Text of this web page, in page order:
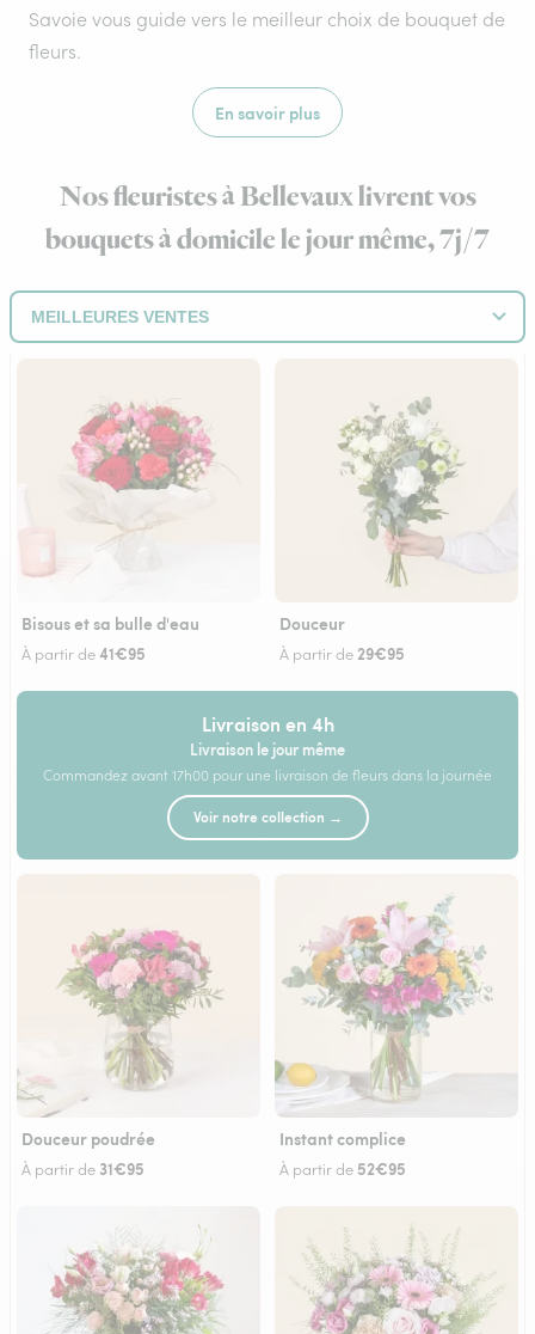
Savoie vous guide vers le meilleur choix de bouquet de
fleurs.
En savoir plus
Nos fleuristes à Bellevaux livrent vos
bouquets à domicile le jour même, 7j/7
Bisous et sa bulle d'eau
À partir de41€95
Douceur
À partir de29€95
Livraison en 4h
Livraison le jour même
Commandez avant 17h00 pour une livraison de fleurs dans la journée
Voir notre collection →
Douceur poudrée
À partir de 31€95
Instant complice
À partir de 52€95